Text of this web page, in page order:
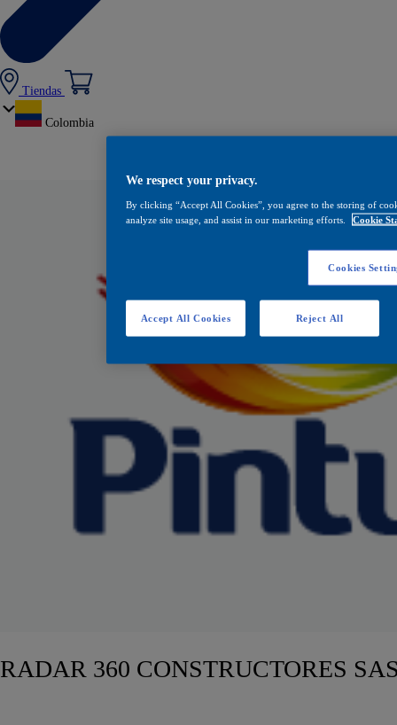
Tiendas
Colombia
RADAR 360 CONSTRUCTORES
We respect your privacy.
By clicking “Accept All Cookies”, you agree to the storing of
analyze site usage, and assist in our marketing efforts.
Cookie
Cookies
Reject All
Accept All Cookies